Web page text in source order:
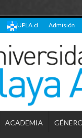
UPLA.cl Admisión
ACADEMIA